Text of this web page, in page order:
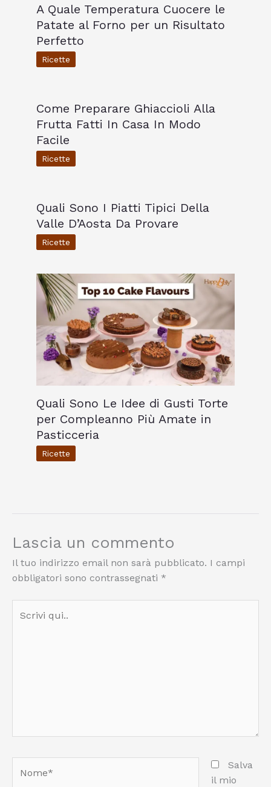
A Quale Temperatura Cuocere le
Patate al Forno per un Risultato
Perfetto
Ricette
Come Preparare Ghiaccioli Alla
Frutta Fatti In Casa In Modo
Facile
Ricette
Quali Sono I Piatti Tipici Della
Valle D’Aosta Da Provare
Ricette
Quali Sono Le Idee di Gusti Torte
per Compleanno Più Amate in
Pasticceria
Ricette
Lascia un commento
Il tuo indirizzo email non sarà pubblicato. I campi
obbligatori sono contrassegnati *
qui..
Salva
il mio